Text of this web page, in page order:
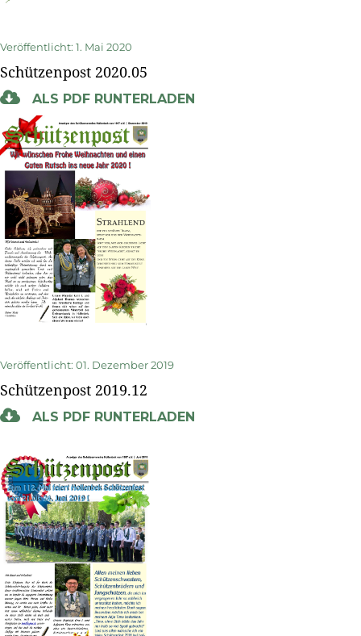
Veröffentlicht: 1. Mai 2020
Schützenpost 2020.05
ALS PDF RUNTERLADEN
Veröffentlicht: 01. Dezember 2019
Schützenpost 2019.12
ALS PDF RUNTERLADEN